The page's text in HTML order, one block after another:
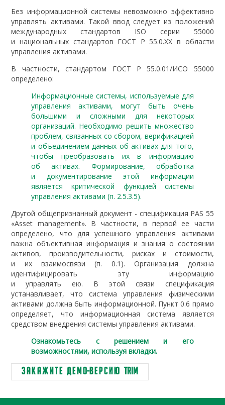
Без информационной системы невозможно эффективно
управлять активами. Такой ввод следует из положений
международных стандартов ISO серии 55000
и национальных стандартов ГОСТ Р 55.0.ХХ в области
управления активами.
В частности, стандартом ГОСТ Р 55.0.01/ИСО 55000
определено:
Информационные системы, используемые для
управления активами, могут быть очень
большими и сложными для некоторых
организаций. Необходимо решить множество
проблем, связанных со сбором, верификацией
и объединением данных об активах для того,
чтобы преобразовать их в информацию
об активах. Формирование, обработка
и документирование этой информации
является критической функцией системы
управления активами (п. 2.5.3.5).
Другой общепризнанный документ - спецификация PAS 55
«Asset management». В частности, в первой ее части
определено, что для успешного управления активами
важна объективная информация и знания о состоянии
активов, производительности, рисках и стоимости,
и их взаимосвязи (п. 0.1). Организация должна
идентифицировать эту информацию
и управлять ею. В этой связи спецификация
устанавливает, что система управления физическими
активами должна быть информационной. Пункт 0.6 прямо
определяет, что информационная система является
средством внедрения системы управления активами.
Ознакомьтесь с решением и его
возможностями, используя вкладки.
З а к а ж и т е д е м о-в е р с и ю TRIM